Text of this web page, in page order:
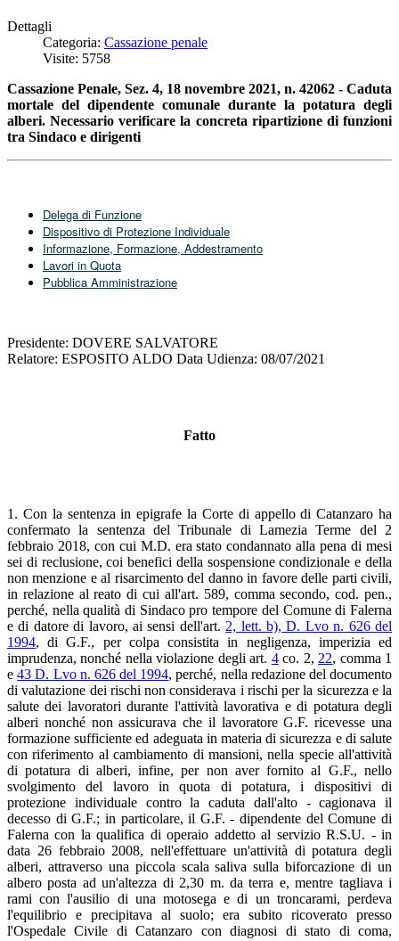
Dettagli
Categoria: Cassazione penale
Visite: 5758
Cassazione Penale, Sez. 4, 18 novembre 2021, n. 42062 - Caduta
mortale del dipendente comunale durante la potatura degli
alberi. Necessario verificare la concreta ripartizione di funzioni
tra Sindaco e dirigenti
Delega di Funzione
Dispositivo di Protezione Individuale
Informazione, Formazione, Addestramento
Lavori in Quota
Pubblica Amministrazione
Presidente: DOVERE SALVATORE
Relatore: ESPOSITO ALDO Data Udienza: 08/07/2021
Fatto
1. Con la sentenza in epigrafe la Corte di appello di Catanzaro ha
confermato la sentenza del Tribunale di Lamezia Terme del 2
febbraio 2018, con cui M.D. era stato condannato alla pena di mesi
sei di reclusione, coi benefici della sospensione condizionale e della
non menzione e al risarcimento del danno in favore delle parti civili,
in relazione al reato di cui all'art. 589, comma secondo, cod. pen.,
perché, nella qualità di Sindaco pro tempore del Comune di Falerna
e di datore di lavoro, ai sensi dell'art. 2, lett. b), D. Lvo n. 626 del
1994, di G.F., per colpa consistita in negligenza, imperizia ed
imprudenza, nonché nella violazione degli art. 4co. 2, 22, comma 1
e43 D. Lvo n. 626 del 1994, perché, nella redazione del documento
di valutazione dei rischi non considerava i rischi per la sicurezza e la
salute dei lavoratori durante l'attività lavorativa e di potatura degli
alberi nonché non assicurava che il lavoratore G.F. ricevesse una
formazione sufficiente ed adeguata in materia di sicurezza e di salute
con riferimento al cambiamento di mansioni, nella specie all'attività
di potatura di alberi, infine, per non aver fornito al G.F., nello
svolgimento del lavoro in quota di potatura, i dispositivi di
protezione individuale contro la caduta dall'alto - cagionava il
decesso di G.F.; in particolare, il G.F. - dipendente del Comune di
Falerna con la qualifica di operaio addetto al servizio R.S.U. - in
data 26 febbraio 2008, nell'effettuare un'attività di potatura degli
alberi, attraverso una piccola scala saliva sulla biforcazione di un
albero posta ad un'altezza di 2,30 m. da terra e, mentre tagliava i
rami con l'ausilio di una motosega e di un troncarami, perdeva
l'equilibrio e precipitava al suolo; era subito ricoverato presso
l'Ospedale Civile di Catanzaro con diagnosi di stato di coma,